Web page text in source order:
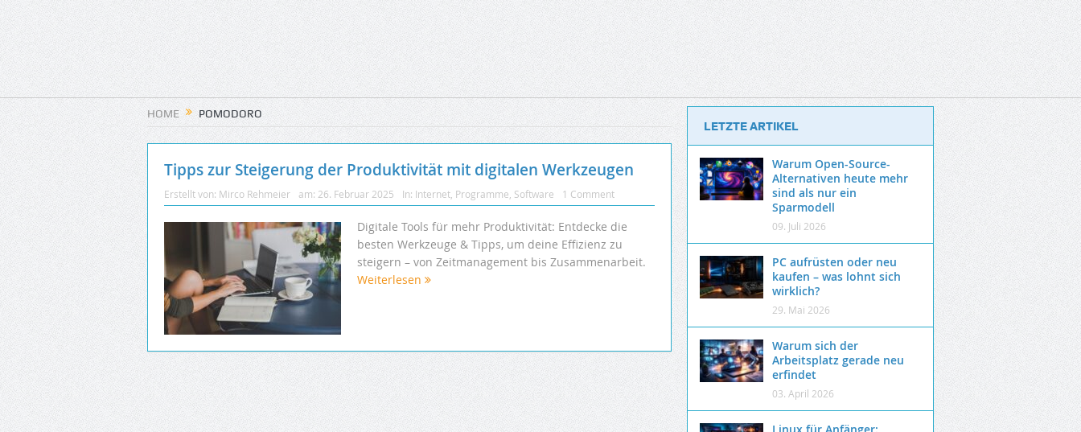
HOME POMODORO
Tipps zur Steigerung der Produktivität mit digitalen Werkzeugen
Erstellt von: Mirco Rehmeier am: 26. Februar 2025 In: Internet Programme Software 1 Comment
Digitale Tools für mehr Produktivität: Entdecke die
besten Werkzeuge & Tipps, um deine Effizienz zu
steigern – von Zeitmanagement bis Zusammenarbeit.
Weiterlesen
LETZTE ARTIKEL
Warum Open-Source-
Alternativen heute mehr
sind als nur ein
Sparmodell
09. Juli 2026
PC aufrüsten oder neu
kaufen – was lohnt sich
wirklich?
29. Mai 2026
Warum sich der
Arbeitsplatz gerade neu
erfindet
03. April 2026